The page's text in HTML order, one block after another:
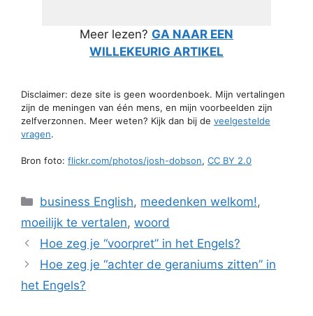
Meer lezen? GA NAAR EEN
WILLEKEURIG ARTIKEL
Disclaimer: deze site is geen woordenboek. Mijn vertalingen
zijn de meningen van één mens, en mijn voorbeelden zijn
zelfverzonnen. Meer weten? Kijk dan bij de veelgestelde
vragen.
Bron foto: flickr.com/photos/josh-dobson, CC BY 2.0
Categorieën
business English, meedenken welkom!,
moeilijk te vertalen, woord
Hoe zeg je “voorpret” in het Engels?
Hoe zeg je “achter de geraniums zitten” in
het Engels?